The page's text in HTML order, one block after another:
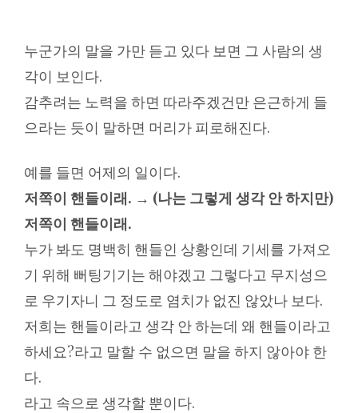
누군가의 말을 가만 듣고 있다 보면 그 사람의 생
각이 보인다.
감추려는 노력을 하면 따라주겠건만 은근하게 들
으라는 듯이 말하면 머리가 피로해진다.
예를 들면 어제의 일이다.
저쪽이 핸들이래. → (나는 그렇게 생각 안 하지만)
저쪽이 핸들이래.
누가 봐도 명백히 핸들인 상황인데 기세를 가져오
기 위해 뻐팅기기는 해야겠고 그렇다고 무지성으
로 우기자니 그 정도로 염치가 없진 않았나 보다.
저희는 핸들이라고 생각 안 하는데 왜 핸들이라고
하세요?라고 말할 수 없으면 말을 하지 않아야 한
다.
라고 속으로 생각할 뿐이다.